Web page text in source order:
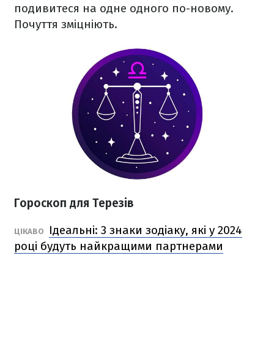
подивитеся на одне одного по-новому.
Почуття зміцніють.
Гороскоп для Терезів
ЦІКАВО
Ідеальні: 3 знаки зодіаку, які у 2024
році будуть найкращими партнерами